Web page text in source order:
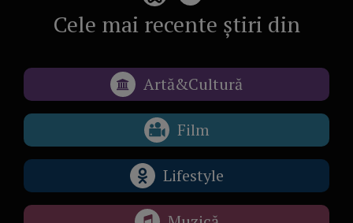
Cele mai recente știri din
Artă&Cultură
Film
Lifestyle